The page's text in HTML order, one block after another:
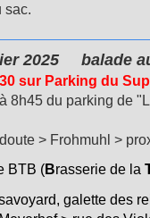
sac.
2025 balade
sur Parking du
8h45 du parking de
> Frohmuhl >
BTB (Brasserie de la
galette des